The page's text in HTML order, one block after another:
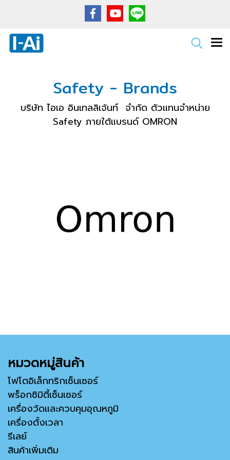
Safety - Brands
บริษัท ไอเอ อินเทลลิเจ้นท์ จำกัด ตัวแทนจำหน่าย
Safety ภายใต้แบรนด์ OMRON
หมวดหมู่สินค้า
โฟโตอิเล็กทริกเซ็นเซอร์
พร็อกซิมิตี้เซ็นเซอร์
เครื่องวัดและควบคุมอุณหภูมิ
เครื่องตั้งเวลา
รีเลย์
สินค้าเพิ่มเติม